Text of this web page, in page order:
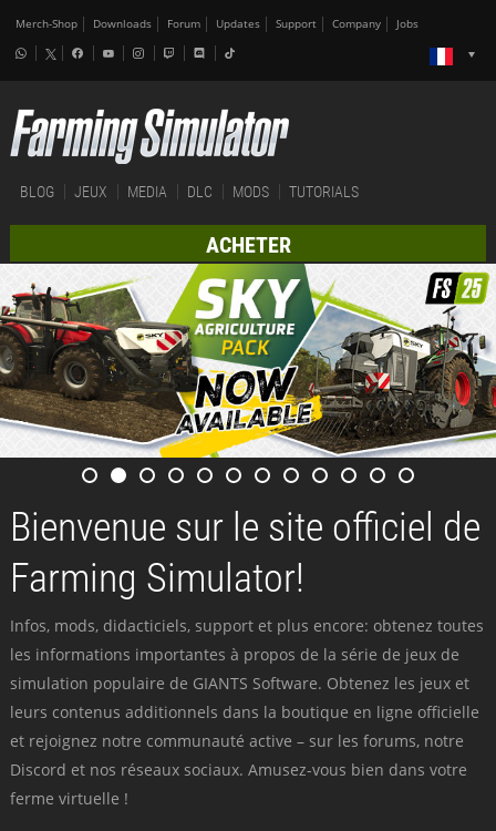
Merch-Shop Downloads Forum Updates Support Company Jobs
BLOG JEUX MEDIA DLC MODS TUTORIALS
ACHETER
Bienvenue sur le site officiel de
Farming Simulator!
Infos, mods, didacticiels, support et plus encore: obtenez toutes
les informations importantes à propos de la série de jeux de
simulation populaire de GIANTS Software. Obtenez les jeux et
leurs contenus additionnels dans la boutique en ligne officielle
et rejoignez notre communauté active – sur les forums, notre
Discord et nos réseaux sociaux. Amusez-vous bien dans votre
ferme virtuelle !